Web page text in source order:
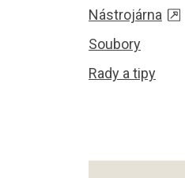
Nástrojárna
Soubory
Rady a tipy